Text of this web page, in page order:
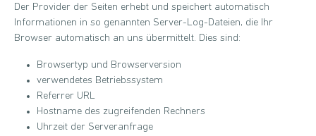
Der Provider der Seiten erhebt und speichert automatisch
Informationen in so genannten Server-Log-Dateien, die Ihr
Browser automatisch an uns übermittelt. Dies sind:
Browsertyp und Browserversion
verwendetes Betriebssystem
Referrer URL
Hostname des zugreifenden Rechners
Uhrzeit der Serveranfrage